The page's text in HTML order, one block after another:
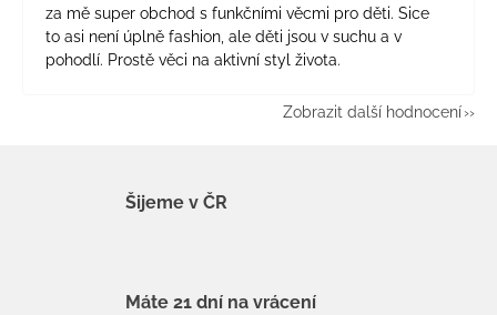
za mě super obchod s funkčními věcmi pro děti. Sice
to asi není úplně fashion, ale děti jsou v suchu a v
pohodlí. Prostě věci na aktivní styl života.
Zobrazit další hodnocení
Šijeme v ČR
Máte 21 dní na vrácení